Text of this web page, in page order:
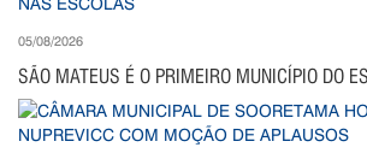
05/08/2026
SÃO MATEUS É O PRIMEIRO MUNICÍPIO DO